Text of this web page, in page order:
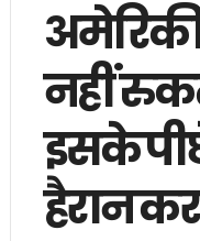
नहीं
इसके
हैरान